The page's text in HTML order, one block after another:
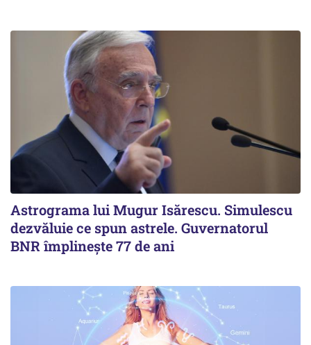
Astrograma lui Mugur Isărescu. Simulescu
dezvăluie ce spun astrele. Guvernatorul
BNR împlinește 77 de ani